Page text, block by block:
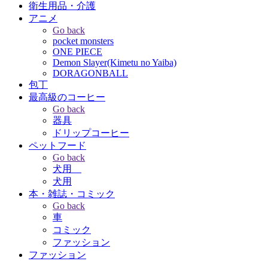
衛生用品・介護
アニメ
Go back
pocket monsters
ONE PIECE
Demon Slayer(Kimetu no Yaiba)
DORAGONBALL
包丁
最高級のコーヒー
Go back
器具
ドリップコーヒー
ペットフード
Go back
犬用
犬用
本・雑誌・コミック
Go back
車
コミック
ファッション
ファッション